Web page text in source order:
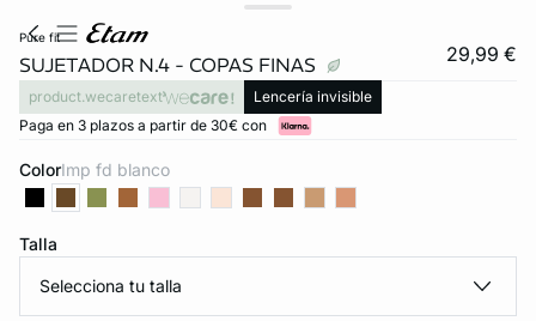
pure fit
SUJETADOR N.4 - COPAS FINAS 29,99 €
product.wecaretext
Lencería invisible
Paga en 3 plazos a partir de 30€ con
Color imp fd blanco
Talla
Selecciona tu talla